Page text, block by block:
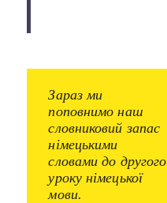
Зараз ми
поповнимо наш
словниковий запас
німецькими
словами до другого
уроку німецької
мови.